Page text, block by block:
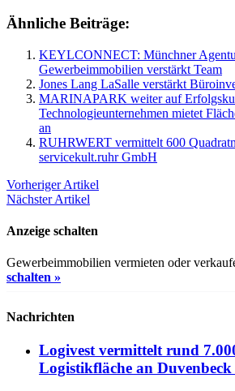
Ähnliche Beiträge:
KEYLCONNECT: Münchner
Gewerbeimmobilien verstärkt Team
Jones Lang LaSalle verstärkt
MARINAPARK weiter auf
Technologieunternehmen mietet
an
RUHRWERT vermittelt 600
servicekult.ruhr GmbH
Vorheriger Artikel
Nächster Artikel
Anzeige schalten
Gewerbeimmobilien vermieten oder
schalten »
Nachrichten
Logivest vermittelt rund
Logistikfläche an